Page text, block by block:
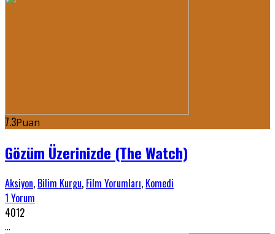
7.3Puan
Gözüm Üzerinizde (The Watch)
Aksiyon, Bilim Kurgu, Film Yorumları, Komedi
1 Yorum
4012
...